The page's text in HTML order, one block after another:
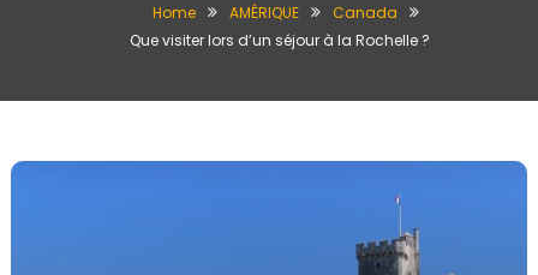
Home AMÉRIQUE
Canada
Que visiter lors d’un séjour à la Rochelle ?